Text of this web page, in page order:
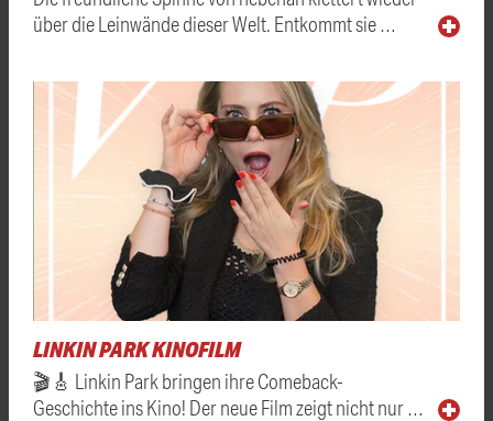
über die Leinwände dieser Welt. Entkommt sie …
LINKIN PARK KINOFILM
🎬🎸 Linkin Park bringen ihre Comeback-
Geschichte ins Kino! Der neue Film zeigt nicht nur …